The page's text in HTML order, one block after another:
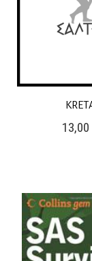
13,00